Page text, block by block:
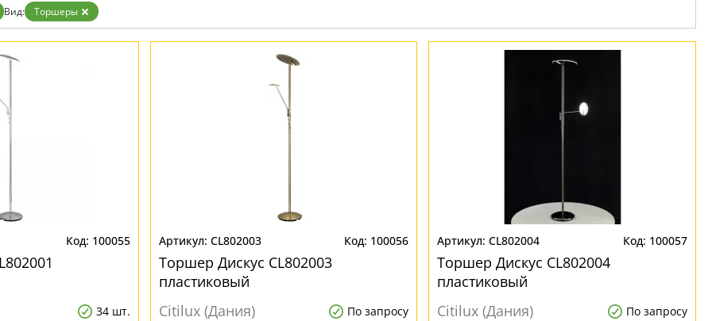
Белые
Бронза
Золото
Вид: Торшеры
100055
34 шт.
CL802003 100056
Торшер Дискус CL802003
пластиковый
Citilux (Дания)
По запросу
CL802004 100057
Торшер Дискус CL802004
пластиковый
Citilux (Дания)
По запросу